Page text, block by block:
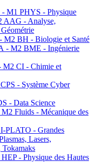
M1 PHYS - Physique
- Analyse,
BH - Biologie et Santé
- M2 BME - Ingénierie
CI - Chimie et
- Système Cyber
- Data Science
Fluids - Mécanique des
PLATO - Grandes
Lasers,
Tokamaks
- Physique des Hautes